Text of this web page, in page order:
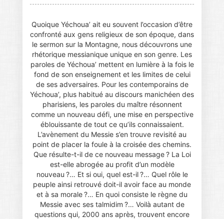
Quoique Yéchoua’ ait eu souvent l’occasion d’être
confronté aux gens religieux de son époque, dans
le sermon sur la Montagne, nous découvrons une
rhétorique messianique unique en son genre. Les
paroles de Yéchoua’ mettent en lumière à la fois le
fond de son enseignement et les limites de celui
de ses adversaires. Pour les contemporains de
Yéchoua’, plus habitué au discours manichéen des
pharisiens, les paroles du maître résonnent
comme un nouveau défi, une mise en perspective
éblouissante de tout ce qu’ils connaissaient.
L’avènement du Messie s’en trouve revisité au
point de placer la foule à la croisée des chemins.
Que résulte-t-il de ce nouveau message ? La Loi
est-elle abrogée au profit d’un modèle
nouveau ?… Et si oui, quel est-il ?… Quel rôle le
peuple ainsi retrouvé doit-il avoir face au monde
et à sa morale ?… En quoi consiste le règne du
Messie avec ses talmidim ?… Voilà autant de
questions qui, 2000 ans après, trouvent encore